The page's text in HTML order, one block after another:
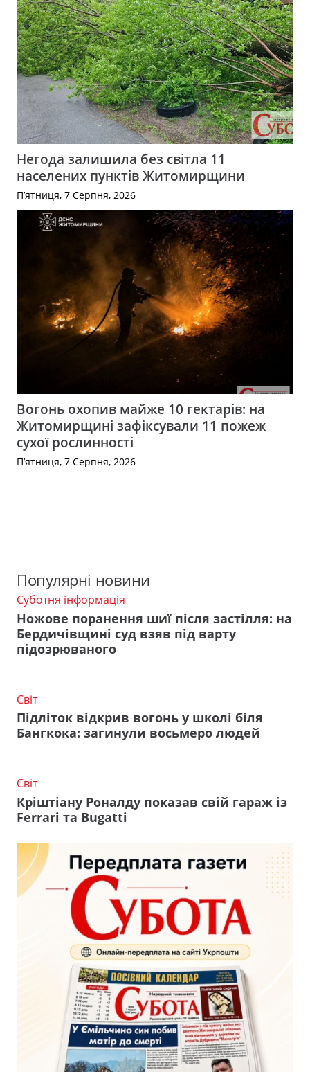
Негода залишила без світла 11
населених пунктів Житомирщини
П’ятниця, 7 Серпня, 2026
Вогонь охопив майже 10 гектарів: на
Житомирщині зафіксували 11 пожеж
сухої рослинності
П’ятниця, 7 Серпня, 2026
Популярні новини
Суботня інформація
Ножове поранення шиї після застілля: на
Бердичівщині суд взяв під варту
підозрюваного
Світ
Підліток відкрив вогонь у школі біля
Бангкока: загинули восьмеро людей
Світ
Кріштіану Роналду показав свій гараж із
Ferrari та Bugatti